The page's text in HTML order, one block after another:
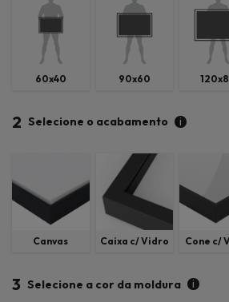
60x40 90x60
2 Selecione o acabamento i
Canvas Caixa c/ Vidro Cone c/
3 Selecione a cor da moldura i